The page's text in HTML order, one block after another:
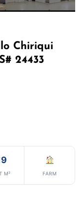
Chiriqui
24433
M² FARM